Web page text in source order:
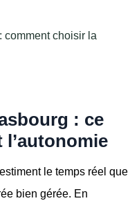
comment choisir la
: ce
le temps réel que
bien gérée. En